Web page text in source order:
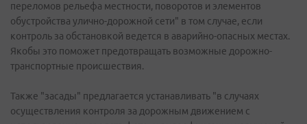
переломов рельефа местности, поворотов и элементов
обустройства улично-дорожной сети" в том случае, если
контроль за обстановкой ведется в аварийно-опасных местах.
Якобы это поможет предотвращать возможные дорожно-
транспортные происшествия.
Также "засады" предлагается устанавливать "в случаях
осуществления контроля за дорожным движением с